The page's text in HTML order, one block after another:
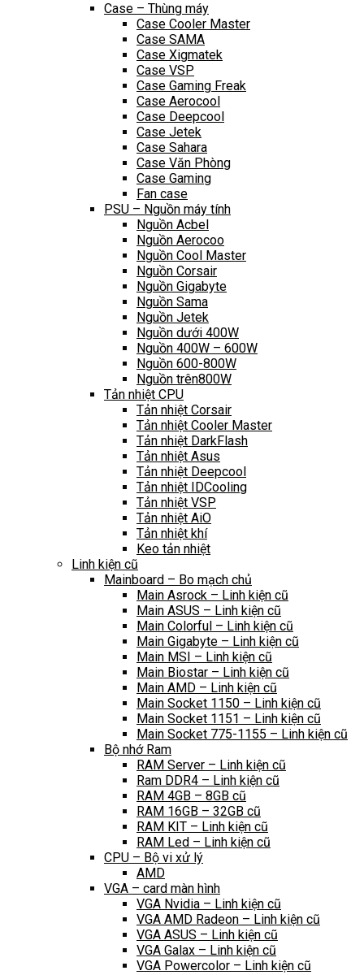
Case – Thùng máy
Case Cooler Master
Case SAMA
Case Xigmatek
Case VSP
Case Gaming Freak
Case Aerocool
Case Deepcool
Case Jetek
Case Sahara
Case Văn Phòng
Case Gaming
Fan case
PSU – Nguồn máy tính
Nguồn Acbel
Nguồn Aerocoo
Nguồn Cool Master
Nguồn Corsair
Nguồn Gigabyte
Nguồn Sama
Nguồn Jetek
Nguồn dưới 400W
Nguồn 400W – 600W
Nguồn 600-800W
Nguồn trên800W
Tản nhiệt CPU
Tản nhiệt Corsair
Tản nhiệt Cooler Master
Tản nhiệt DarkFlash
Tản nhiệt Asus
Tản nhiệt Deepcool
Tản nhiệt IDCooling
Tản nhiệt VSP
Tản nhiệt AiO
Tản nhiệt khí
Keo tản nhiệt
Linh kiện cũ
Mainboard – Bo mạch chủ
Main Asrock – Linh kiện cũ
Main ASUS – Linh kiện cũ
Main Colorful – Linh kiện cũ
Main Gigabyte – Linh kiện cũ
Main MSI – Linh kiện cũ
Main Biostar – Linh kiện cũ
Main AMD – Linh kiện cũ
Main Socket 1150 – Linh kiện cũ
Main Socket 1151 – Linh kiện cũ
Main Socket 775-1155 – Linh kiện cũ
Bộ nhớ Ram
RAM Server – Linh kiện cũ
Ram DDR4 – Linh kiện cũ
RAM 4GB – 8GB cũ
RAM 16GB – 32GB cũ
RAM KIT – Linh kiện cũ
RAM Led – Linh kiện cũ
CPU – Bộ vi xử lý
AMD
VGA – card màn hình
VGA Nvidia – Linh kiện cũ
VGA AMD Radeon – Linh kiện cũ
VGA ASUS – Linh kiện cũ
VGA Galax – Linh kiện cũ
VGA Powercolor – Linh kiện cũ